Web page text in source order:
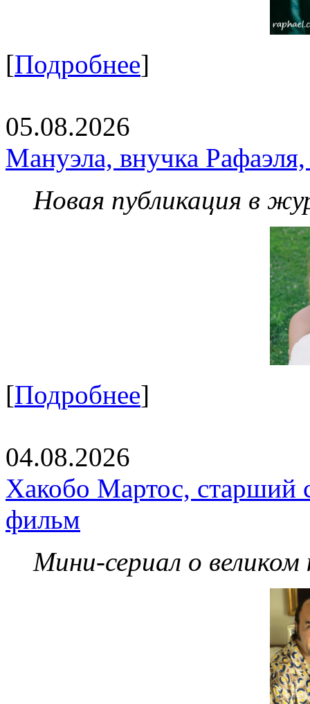
[Подробнее]
05.08.2026
Мануэла, внучка
Новая публикация в
[Подробнее]
04.08.2026
Хакобо Мартос, старший
фильм
Мини-сериал о великом